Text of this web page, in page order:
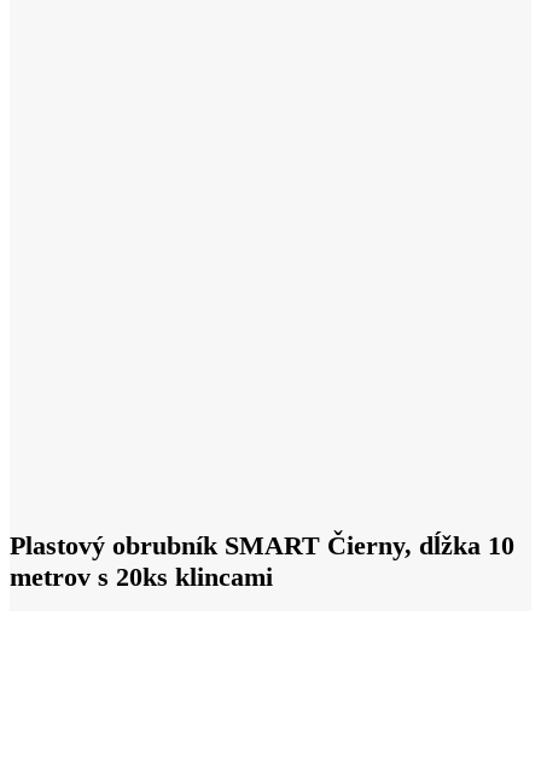
Plastový obrubník SMART Čierny, dĺžka 10
metrov s 20ks klincami